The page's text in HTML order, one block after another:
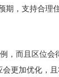
，支持合理
而且区位会
更加优化，且